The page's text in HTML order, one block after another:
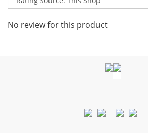
No review for this product